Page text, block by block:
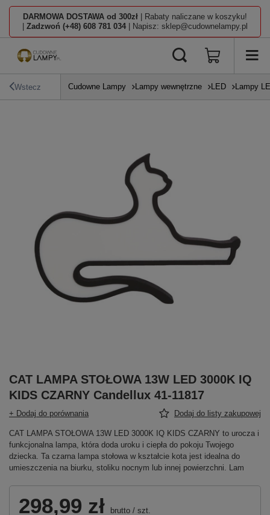
DARMOWA DOSTAWA od 300zł | Rabaty naliczane w koszyku!
Zadzwoń (+48) 608 781 034 | Napisz: sklep@cudownelampy.pl
Wstecz Cudowne Lampy Lampy wewnętrzne LED Lampy
CAT LAMPA STOŁOWA 13W LED 3000K IQ
KIDS CZARNY Candellux 41-11817
+ Dodaj do porównania Dodaj do listy zakupowej
CAT LAMPA STOŁOWA 13W LED 3000K IQ KIDS CZARNY to urocza i
funkcjonalna lampa, która doda uroku i ciepła do pokoju Twojego
dziecka. Ta czarna lampa stołowa w kształcie kota jest idealna do
umieszczenia na biurku, stoliku nocnym lub innej powierzchni. Lam
298,99 zł brutto / szt.